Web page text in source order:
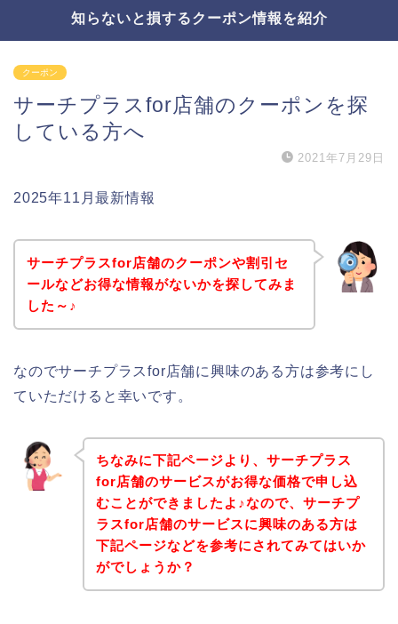
知らないと損するクーポン情報を紹介
クーポン
サーチプラスfor店舗のクーポンを探
している方へ
2021年7月29日
2025年11月最新情報
サーチプラスfor店舗のクーポンや割引セ
ールなどお得な情報がないかを探してみま
した～♪
なのでサーチプラスfor店舗に興味のある方は参考にし
ていただけると幸いです。
ちなみに下記ページより、サーチプラス
for店舗のサービスがお得な価格で申し込
むことができましたよ♪なので、サーチプ
ラスfor店舗のサービスに興味のある方は
下記ページなどを参考にされてみてはいか
がでしょうか？